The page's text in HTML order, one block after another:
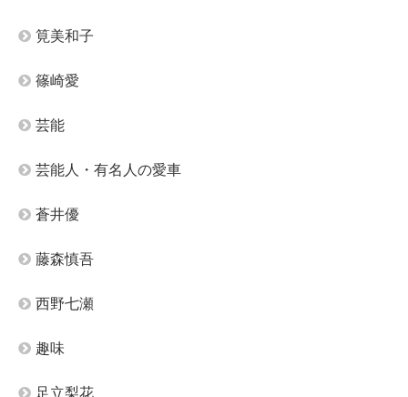
筧美和子
篠崎愛
芸能
芸能人・有名人の愛車
蒼井優
藤森慎吾
西野七瀬
趣味
足立梨花